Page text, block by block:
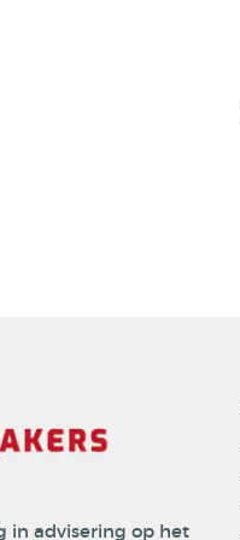
in advisering op het